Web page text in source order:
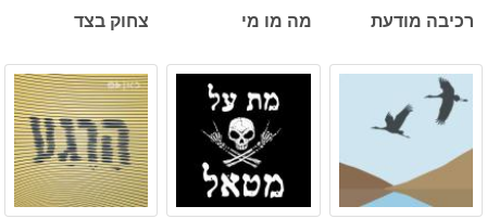
רכיבה מודעת מה מו מי צחוק בצד